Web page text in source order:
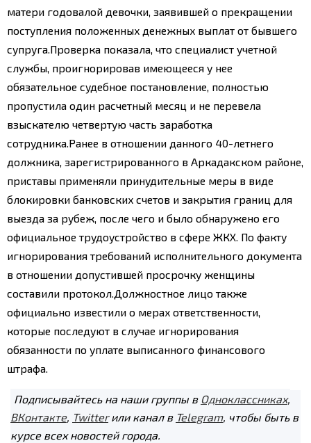
матери годовалой девочки, заявившей о прекращении
поступления положенных денежных выплат от бывшего
супруга.Проверка показала, что специалист учетной
службы, проигнорировав имеющееся у нее
обязательное судебное постановление, полностью
пропустила один расчетный месяц и не перевела
взыскателю четвертую часть заработка
сотрудника.Ранее в отношении данного 40-летнего
должника, зарегистрированного в Аркадакском районе,
приставы применяли принудительные меры в виде
блокировки банковских счетов и закрытия границ для
выезда за рубеж, после чего и было обнаружено его
официальное трудоустройство в сфере ЖКХ. По факту
игнорирования требований исполнительного документа
в отношении допустившей просрочку женщины
составили протокол.Должностное лицо также
официально известили о мерах ответственности,
которые последуют в случае игнорирования
обязанности по уплате выписанного финансового
штрафа.
Подписывайтесь на наши группы в Одноклассниках,
ВКонтакте, Twitterили канал в Telegram, чтобы быть в
курсе всех новостей города.